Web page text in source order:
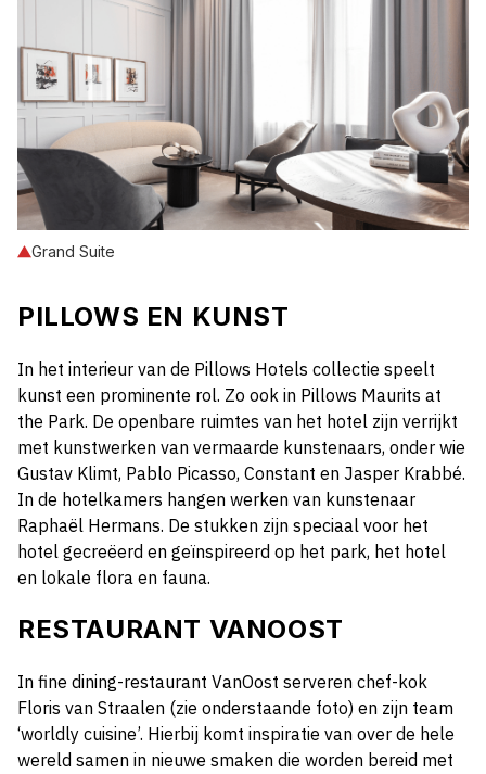
Grand Suite
PILLOWS EN KUNST
In het interieur van de Pillows Hotels collectie speelt
kunst een prominente rol. Zo ook in Pillows Maurits at
the Park. De openbare ruimtes van het hotel zijn verrijkt
met kunstwerken van vermaarde kunstenaars, onder wie
Gustav Klimt, Pablo Picasso, Constant en Jasper Krabbé.
In de hotelkamers hangen werken van kunstenaar
Raphaël Hermans. De stukken zijn speciaal voor het
hotel gecreëerd en geïnspireerd op het park, het hotel
en lokale flora en fauna.
RESTAURANT VANOOST
In fine dining-restaurant VanOost serveren chef-kok
Floris van Straalen (zie onderstaande foto) en zijn team
‘worldly cuisine’. Hierbij komt inspiratie van over de hele
wereld samen in nieuwe smaken die worden bereid met